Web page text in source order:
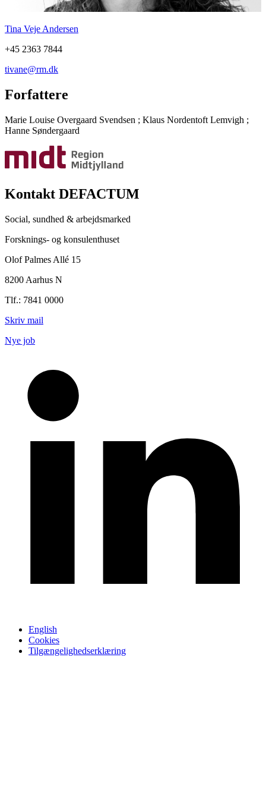
Tina Veje Andersen
+45 2363 7844
tivane@rm.dk
Forfattere
Marie Louise Overgaard Svendsen ; Klaus Nordentoft Lemvigh ;
Hanne Søndergaard
Kontakt DEFACTUM
Social, sundhed & arbejdsmarked
Forsknings- og konsulenthuset
Olof Palmes Allé 15
8200 Aarhus N
Tlf.: 7841 0000
Skriv mail
Nye job
English
Cookies
Tilgængelighedserklæring